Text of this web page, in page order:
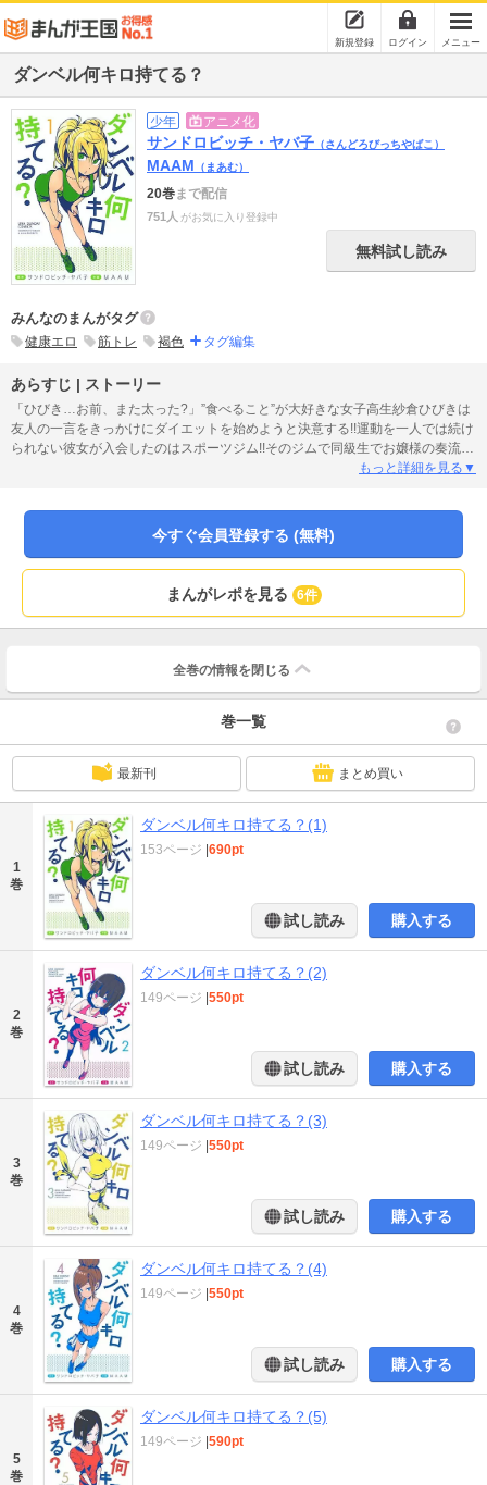
新規登録 ログイン メニュー
ダンベル何キロ持てる？
少年 アニメ化
サンドロビッチ・ヤバ子 （さんどろびっちやばこ）
MAAM （まあむ）
20巻まで配信
751人 がお気に入り登録中
無料試し読み
みんなのまんがタグ
健康エロ 筋トレ 褐色 タグ編集
あらすじ | ストーリー
「ひびき…お前、また太った?」”食べること”が大好きな女子高生紗倉ひびきは
友人の一言をきっかけにダイエットを始めようと決意する!!運動を一人では続け
られない彼女が入会したのはスポーツジム!!そのジムで同級生でお嬢様の奏流院
朱美と出会うのだが…!!理想のカラダを手に入れるため、彼女のトレーニングが
もっと詳細を見る▼
今すぐ会員登録する (無料)
まんがレポを見る 6件
全巻の情報を 閉じる
巻一覧
最新刊 まとめ買い
1
巻
ダンベル何キロ持てる？(1)
153ページ 690pt
試し読み 購入する
2
巻
ダンベル何キロ持てる？(2)
149ページ 550pt
試し読み 購入する
3
巻
ダンベル何キロ持てる？(3)
149ページ 550pt
試し読み 購入する
4
巻
ダンベル何キロ持てる？(4)
149ページ 550pt
試し読み 購入する
5
巻
ダンベル何キロ持てる？(5)
149ページ 590pt